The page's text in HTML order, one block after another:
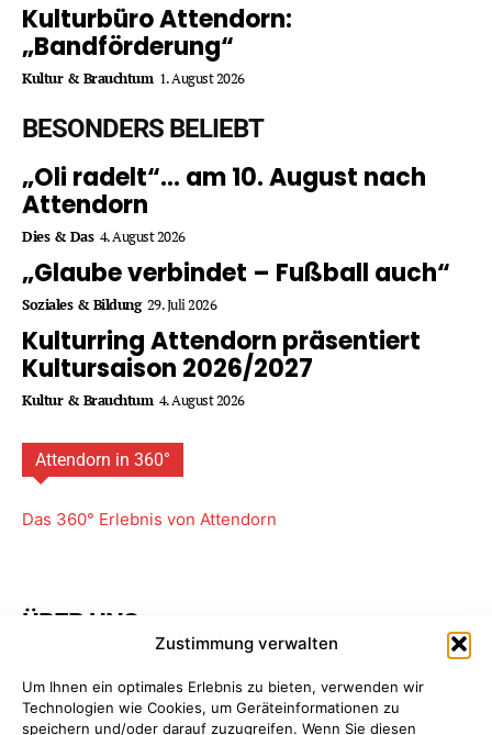
Zustimmung verwalten
Um Ihnen ein optimales Erlebnis zu bieten, verwenden wir
Technologien wie Cookies, um Geräteinformationen zu
speichern und/oder darauf zuzugreifen. Wenn Sie diesen
Kulturbüro Attendorn:
„Bandförderung“
Kultur & Brauchtum 1. August 2026
BESONDERS BELIEBT
„Oli radelt“… am 10. August nach
Attendorn
Dies & Das 4. August 2026
„Glaube verbindet – Fußball auch“
Soziales & Bildung 29. Juli 2026
Kulturring Attendorn präsentiert
Kultursaison 2026/2027
Kultur & Brauchtum 4. August 2026
Attendorn in 360°
Das 360° Erlebnis von Attendorn
ÜBER UNS
+ MEDIA- Attendorn, Paderborn. Wir bieten Ihnen
maßgeschneiderte Komplettpakete für Ihre